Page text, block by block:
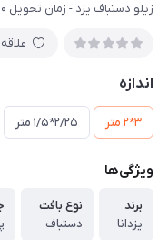
زیلو دستباف یزد - زمان تحویل 20 الی 25 روز کاری
اندازه
3*2 متر 2/25*1/5 متر
ویژگی‌ها
برند
یزدانا
نوع بافت
دستباف